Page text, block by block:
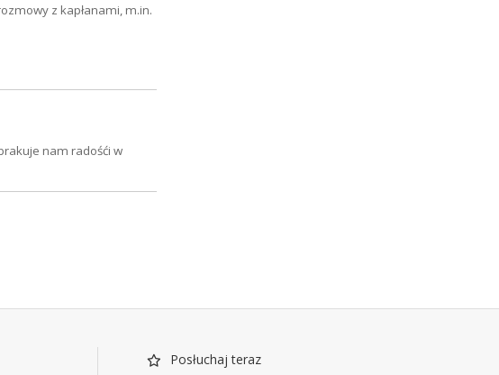
z kapłanami, m.in.
nam radośći w
Posłuchaj teraz